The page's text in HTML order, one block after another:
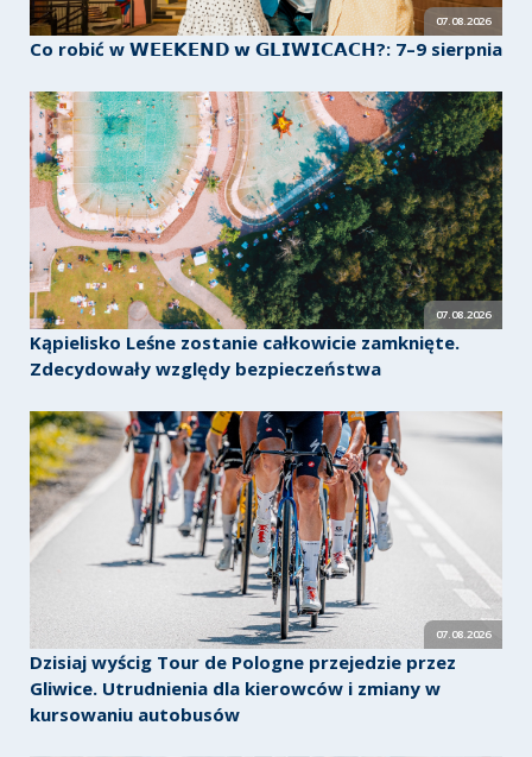
07.08.2026
Co robić w 𝗪𝗘𝗘𝗞𝗘𝗡𝗗 𝘄 𝗚𝗟𝗜𝗪𝗜𝗖𝗔𝗖𝗛?: 7–9 sierpnia
07.08.2026
Kąpielisko Leśne zostanie całkowicie zamknięte.
Zdecydowały względy bezpieczeństwa
07.08.2026
Dzisiaj wyścig Tour de Pologne przejedzie przez
Gliwice. Utrudnienia dla kierowców i zmiany w
kursowaniu autobusów